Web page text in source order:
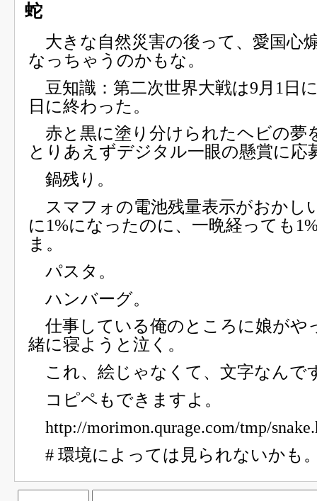
蛇
大きな自然災害の後って、愛国心
なっちゃうのかもな。
豆知識：第二次世界大戦は9月1日
日に終わった。
赤と黒に塗り分けられたヘビの夢
とりあえずデジタル一眼の懸賞に応
鍋残り。
スマフォの電池残量表示がおかし
に1%になったのに、一晩経っても
ま。
パスタ。
ハンバーグ。
仕事している俺のところに娘がや
緒に寝ようと泣く。
これ、絵じゃなくて、文字なんで
コピペもできますよ。
http://morimon.qurage.com/tmp/
# 環境によっては見られないかも